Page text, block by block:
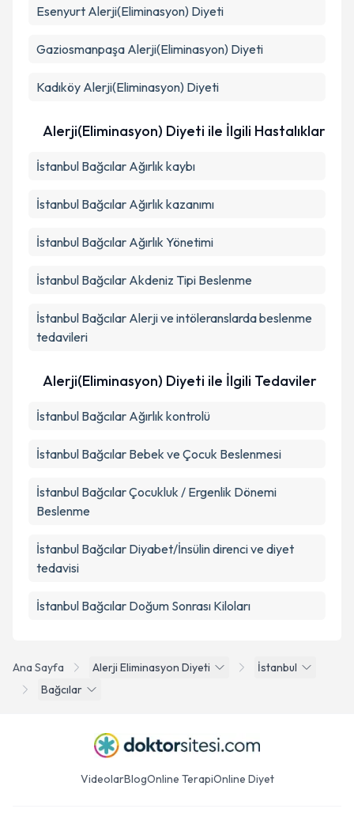
Ana Sayfa Alerji Eliminasyon Diyeti
İstanbul
Bağcılar
Esenyurt Alerji(Eliminasyon) Diyeti
Gaziosmanpaşa Alerji(Eliminasyon) Diyeti
Kadıköy Alerji(Eliminasyon) Diyeti
Alerji(Eliminasyon) Diyeti ile İlgili Hastalıklar
İstanbul Bağcılar Ağırlık kaybı
İstanbul Bağcılar Ağırlık kazanımı
İstanbul Bağcılar Ağırlık Yönetimi
İstanbul Bağcılar Akdeniz Tipi Beslenme
İstanbul Bağcılar Alerji ve intöleranslarda beslenme
tedavileri
Alerji(Eliminasyon) Diyeti ile İlgili Tedaviler
İstanbul Bağcılar Ağırlık kontrolü
İstanbul Bağcılar Bebek ve Çocuk Beslenmesi
İstanbul Bağcılar Çocukluk / Ergenlik Dönemi
Beslenme
İstanbul Bağcılar Diyabet/İnsülin direnci ve diyet
tedavisi
İstanbul Bağcılar Doğum Sonrası Kiloları
VideolarBlogOnline TerapiOnline Diyet